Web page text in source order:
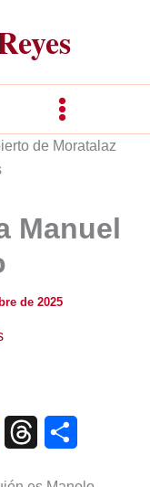
Manuel
de 2025